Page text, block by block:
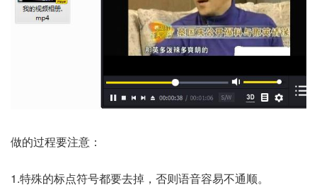
做的过程要注意：
1.特殊的标点符号都要去掉，否则语音容易不通顺。